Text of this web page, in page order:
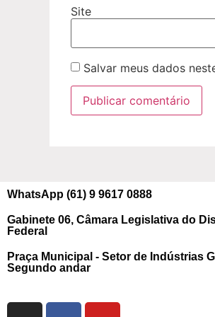
Site
Salvar meus dados
WhatsApp (61) 9 9617 0888
Gabinete 06, Câmara Legislativa do
Federal
Praça Municipal - Setor de Indústrias
Segundo andar